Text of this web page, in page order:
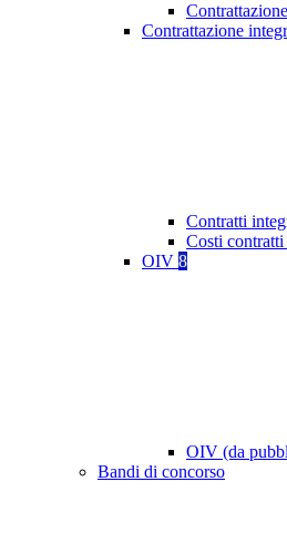
Contrattazione
Contratti
Costi
OIV 8
OIV (da
Bandi di concorso